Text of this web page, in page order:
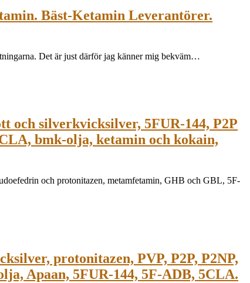
Bäst-Ketamin Leverantörer.
Det är just därför jag känner mig bekväm…
och silverkvicksilver, 5FUR-144, P2P
bmk-olja, ketamin och kokain,
och protonitazen, metamfetamin, GHB och GBL, 5F-
protonitazen, PVP, P2P, P2NP,
Apaan, 5FUR-144, 5F-ADB, 5CLA.